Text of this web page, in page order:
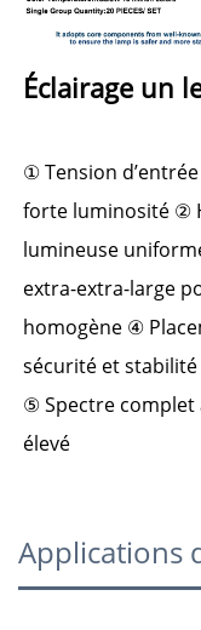
Éclairage un
① Tension
forte luminosité ②
lumineuse
extra-extra-large
homogène ④
sécurité et
⑤ Spectre complet
élevé
Applications